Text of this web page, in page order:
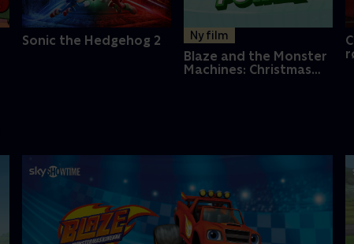
Sonic the Hedgehog 2 Ny film
Blaze and the Monster
Machines: Christmas